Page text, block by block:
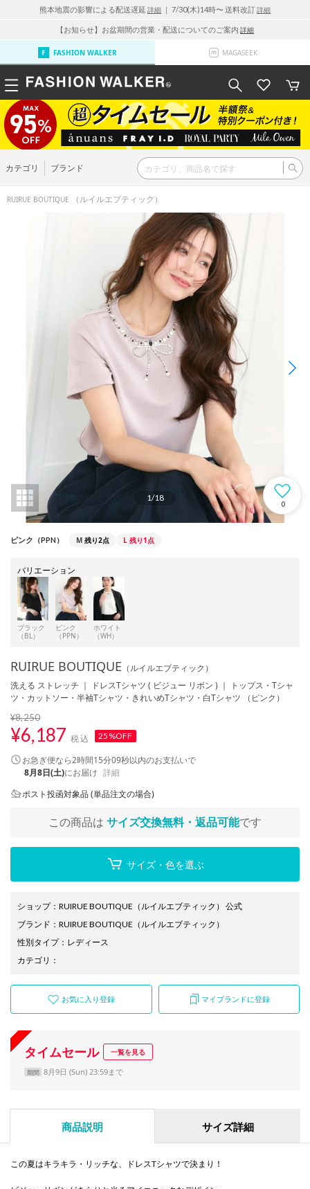
熊本地震の影響による配送遅延 詳細 ｜ 7/30(木)14時〜 送料改訂詳細
【お知らせ】お盆期間の営業・配送についてのご案内 詳細
FASHION WALKER MAGASEEK
カテゴリ ブランド
RUIRUE BOUTIQUE （ルイルエブティック）
1/18
0
ピンク（PPN） M 残り2点 L 残り1点
バリエーション
ブラック
（BL）
ピンク
（PPN）
ホワイト
（WH）
RUIRUE BOUTIQUE （ルイルエブティック）
洗える ストレッチ ｜ ドレスTシャツ ( ビジュー リボン ) ｜ トップス・Tシャ
ツ・カットソー・半袖Tシャツ・きれいめTシャツ・白Tシャツ （ピンク）
¥8,250
¥6,187 税込 25%OFF
お急ぎ便なら2時間15分08秒以内のお支払いで
8月8日(土)にお届け 詳細
ポスト投函対象品 (単品注文の場合)
この商品は サイズ交換無料・返品可能です
サイズ・色を選ぶ
ショップ： RUIRUE BOUTIQUE（ルイルエブティック） 公式
ブランド ： RUIRUE BOUTIQUE （ルイルエブティック）
性別タイプ： レディース
カテゴリ ：
お気に入り登録 マイブランドに登録
タイムセール 一覧を見る
期間 8月9日 (Sun) 23:59まで
商品説明 サイズ詳細
この夏はキラキラ・リッチな、ドレスTシャツで決まり！